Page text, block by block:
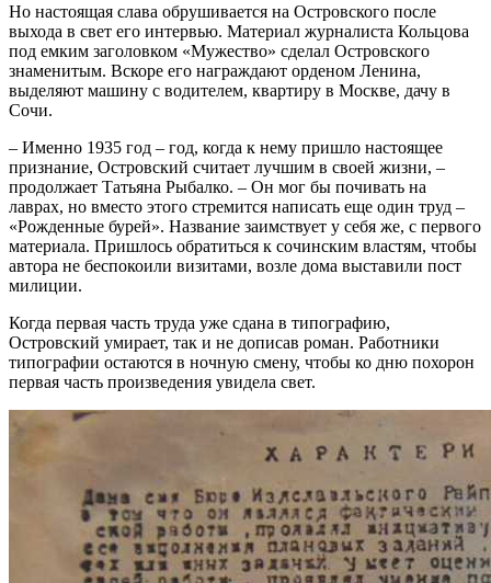
Но настоящая слава обрушивается на Островского после
выхода в свет его интервью. Материал журналиста Кольцова
под емким заголовком «Мужество» сделал Островского
знаменитым. Вскоре его награждают орденом Ленина,
выделяют машину с водителем, квартиру в Москве, дачу в
Сочи.
– Именно 1935 год – год, когда к нему пришло настоящее
признание, Островский считает лучшим в своей жизни, –
продолжает Татьяна Рыбалко. – Он мог бы почивать на
лаврах, но вместо этого стремится написать еще один труд –
«Рожденные бурей». Название заимствует у себя же, с первого
материала. Пришлось обратиться к сочинским властям, чтобы
автора не беспокоили визитами, возле дома выставили пост
милиции.
Когда первая часть труда уже сдана в типографию,
Островский умирает, так и не дописав роман. Работники
типографии остаются в ночную смену, чтобы ко дню похорон
первая часть произведения увидела свет.